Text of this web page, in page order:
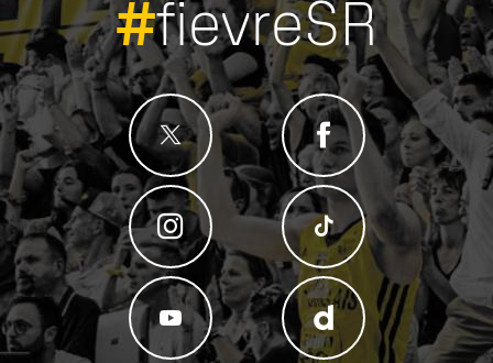
#fievreSR